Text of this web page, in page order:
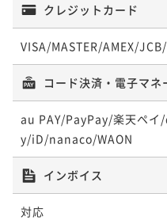
【清掃不要のお客様限定
食付き≫
朝食付き 現地決済可 事前決済
クレジットカード
VISA/MASTER/AMEX/
コード決済・電子マネ
au PAY/PayPay/楽天ペ
y/iD/nanaco/WAON
インボイス
対応